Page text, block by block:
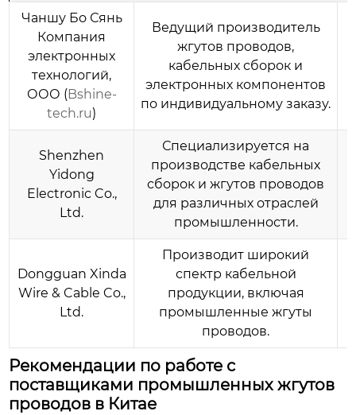
Чаншу Бо Сянь
Компания
электронных
технологий,
ООО ( Bshine-
tech.ru)
Ведущий производитель
жгутов проводов,
кабельных сборок и
электронных компонентов
по индивидуальному заказу.
Shenzhen
Yidong
Electronic Co.,
Ltd.
Специализируется на
производстве кабельных
сборок ижгутов проводов
для различных отраслей
промышленности.
Dongguan Xinda
Wire & Cable Co.,
Ltd.
Производит широкий
спектр кабельной
продукции, включая
промышленные жгуты
проводов.
Рекомендации по работе с
поставщиками промышленных жгутов
проводов в Китае